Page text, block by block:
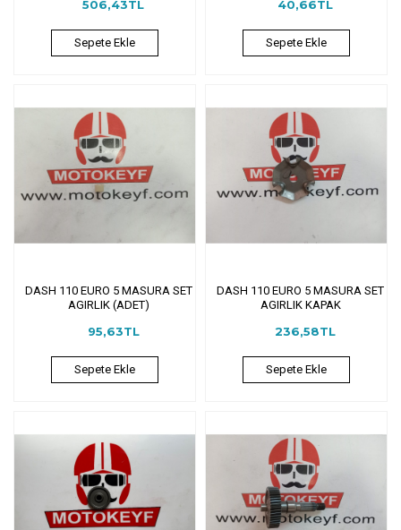
506,43TL
Sepete Ekle
40,66TL
Sepete Ekle
DASH 110 EURO 5 MASURA SET
AGIRLIK (ADET)
95,63TL
Sepete Ekle
DASH 110 EURO 5 MASURA SET
AGIRLIK KAPAK
236,58TL
Sepete Ekle